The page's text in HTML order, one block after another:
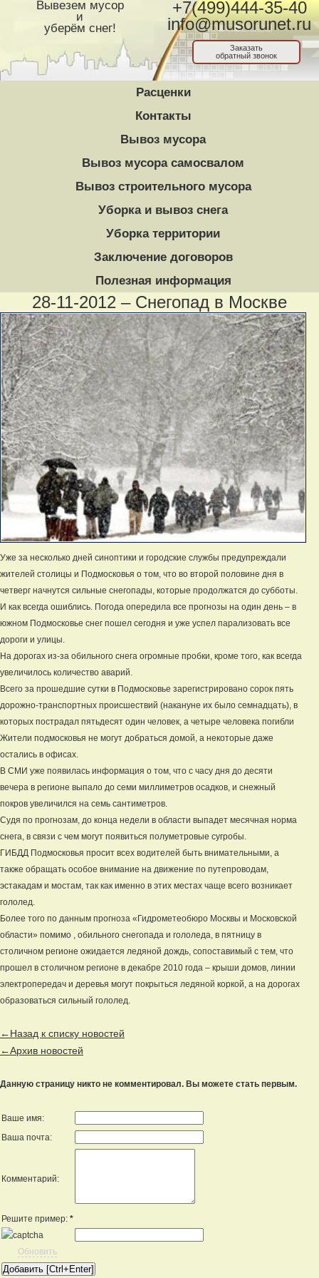
Вывезем мусор
и
уберём снег!
+7(499)444-35-40
info@musorunet.ru
Заказать
обратный звонок
Расценки
Контакты
Вывоз мусора
Вывоз мусора самосвалом
Вывоз строительного мусора
Уборка и вывоз снега
Уборка территории
Заключение договоров
Полезная информация
28-11-2012 – Снегопад в Москве
Уже за несколько дней синоптики и городские службы предупреждали
жителей столицы и Подмосковья о том, что во второй половине дня в
четверг начнутся сильные снегопады, которые продолжатся до субботы.
И как всегда ошиблись. Погода опередила все прогнозы на один день – в
южном Подмосковье снег пошел сегодня и уже успел парализовать все
дороги и улицы.
На дорогах из-за обильного снега огромные пробки, кроме того, как всегда
увеличилось количество аварий.
Всего за прошедшие сутки в Подмосковье зарегистрировано сорок пять
дорожно-транспортных происшествий (накануне их было семнадцать), в
которых пострадал пятьдесят один человек, а четыре человека погибли
Жители подмосковья не могут добраться домой, а некоторые даже
остались в офисах.
В СМИ уже появилась информация о том, что с часу дня до десяти
вечера в регионе выпало до семи миллиметров осадков, и снежный
покров увеличился на семь сантиметров.
Судя по прогнозам, до конца недели в области выпадет месячная норма
снега, в связи с чем могут появиться полуметровые сугробы.
ГИБДД Подмосковья просит всех водителей быть внимательными, а
также обращать особое внимание на движение по путепроводам,
эстакадам и мостам, так как именно в этих местах чаще всего возникает
гололед.
Более того по данным прогноза «Гидрометеобюро Москвы и Московской
области» помимо , обильного снегопада и гололеда, в пятницу в
столичном регионе ожидается ледяной дождь, сопоставимый с тем, что
прошел в столичном регионе в декабре 2010 года – крыши домов, линии
электропередач и деревья могут покрыться ледяной коркой, а на дорогах
образоваться сильный гололед.
←Назад к списку новостей
←Архив новостей
Данную страницу никто не комментировал. Вы можете стать первым.
Ваше имя:
Ваша почта:
Комментарий:
Решите пример: *
Обновить